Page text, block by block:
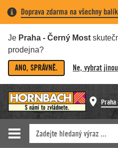
Doprava zdarma na všechny
Je Praha - Černý Most
prodejna?
ANO, SPRÁVNĚ. Ne, vybrat
Praha